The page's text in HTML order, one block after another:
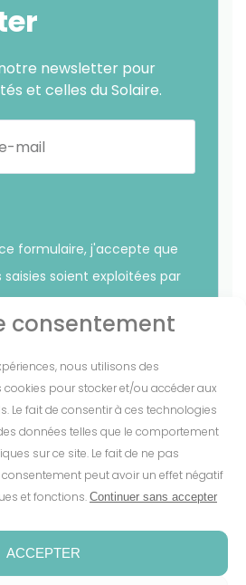
consentement
nous utilisons des
pour stocker et/ou accéder aux
Le fait de consentir à ces technologies
données telles que le comportement
sur ce site. Le fait de ne pas
peut avoir un effet négatif
et fonctions.Continuer sans accepter
ACCEPTER
newsletter pour
et celles du Solaire.
formulaire, j'accepte que
soient exploitées par
nos emails.
garantie-Espace presse